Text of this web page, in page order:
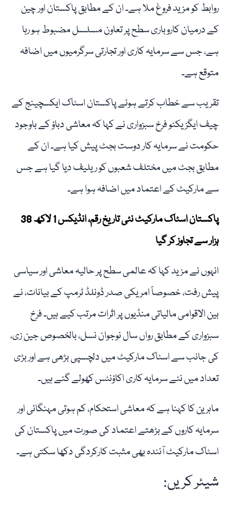
روابط کو مزید فروغ ملا ہے۔ ان کے مطابق پاکستان اور چین
کے درمیان کاروباری سطح پر تعاون مسلسل مضبوط ہو رہا
ہے، جس سے سرمایہ کاری اور تجارتی سرگرمیوں میں اضافہ
متوقع ہے۔
تقریب سے خطاب کرتے ہوئے پاکستان اسٹاک ایکسچینج کے
چیف ایگزیکٹو فرخ سبزواری نے کہا کہ معاشی دباؤ کے باوجود
حکومت نے سرمایہ کار دوست بجٹ پیش کیا ہے۔ ان کے
مطابق بجٹ میں مختلف شعبوں کو ریلیف دیا گیا ہے جس
سے مارکیٹ کے اعتماد میں اضافہ ہوا ہے۔
پاکستان اسٹاک مارکیٹ نئی تاریخ رقم، انڈیکس 1 لاکھ 38
ہزار سے تجاوز کر گیا
انہوں نے مزید کہا کہ عالمی سطح پر حالیہ معاشی اور سیاسی
پیش رفت، خصوصاً امریکی صدر ڈونلڈ ٹرمپ کے بیانات، نے
بین الاقوامی مالیاتی منڈیوں پر اثرات مرتب کیے ہیں۔ فرخ
سبزواری کے مطابق رواں سال نوجوان نسل، بالخصوص جین زی،
کی جانب سے اسٹاک مارکیٹ میں دلچسپی بڑھی ہے اور بڑی
تعداد میں نئے سرمایہ کاری اکاؤنٹس کھولے گئے ہیں۔
ماہرین کا کہنا ہے کہ معاشی استحکام، کم ہوتی مہنگائی اور
سرمایہ کاروں کے بڑھتے اعتماد کی صورت میں پاکستان کی
اسٹاک مارکیٹ آئندہ بھی مثبت کارکردگی دکھا سکتی ہے۔
شیئر کریں: